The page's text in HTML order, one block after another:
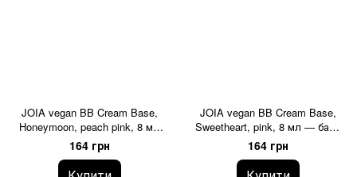
JOIA vegan BB Cream Base,
Honeymoon, peach pink, 8 мл
— база для гель-лаку
камуфлююча
164 грн
JOIA vegan BB Cream Base,
Sweetheart, pink, 8 мл — база
для гель-лаку камуфлююча
164 грн